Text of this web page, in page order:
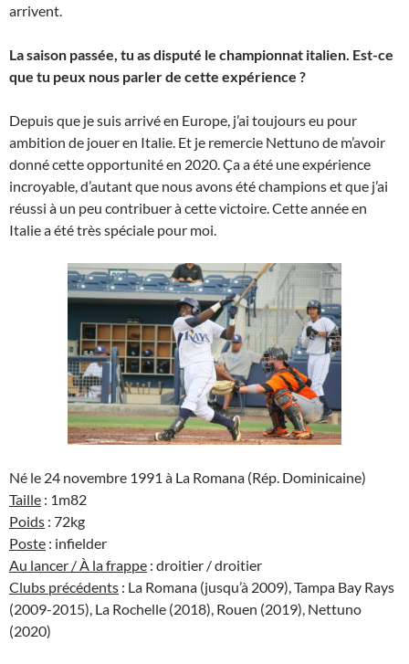
arrivent.
La saison passée, tu as disputé le championnat italien. Est-ce
que tu peux nous parler de cette expérience ?
Depuis que je suis arrivé en Europe, j’ai toujours eu pour
ambition de jouer en Italie. Et je remercie Nettuno de m’avoir
donné cette opportunité en 2020. Ça a été une expérience
incroyable, d’autant que nous avons été champions et que j’ai
réussi à un peu contribuer à cette victoire. Cette année en
Italie a été très spéciale pour moi.
Né le 24 novembre 1991 à La Romana (Rép. Dominicaine)
Taille : 1m82
Poids : 72kg
Poste : infielder
Au lancer / À la frappe : droitier / droitier
Clubs précédents : La Romana (jusqu’à 2009), Tampa Bay Rays
(2009-2015), La Rochelle (2018), Rouen (2019), Nettuno
(2020)